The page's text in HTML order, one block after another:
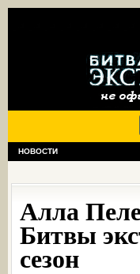
НОВОСТИ
Алла
Битвы
сезон